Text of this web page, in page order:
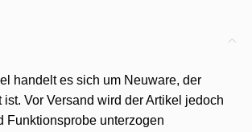
handelt es sich um Neuware, der
Vor Versand wird der Artikel jedoch
Funktionsprobe unterzogen